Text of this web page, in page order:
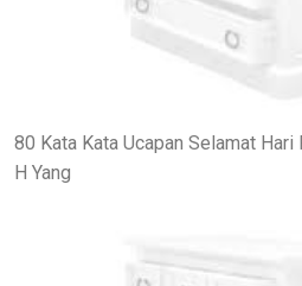
80 Kata Kata Ucapan Selamat
H Yang